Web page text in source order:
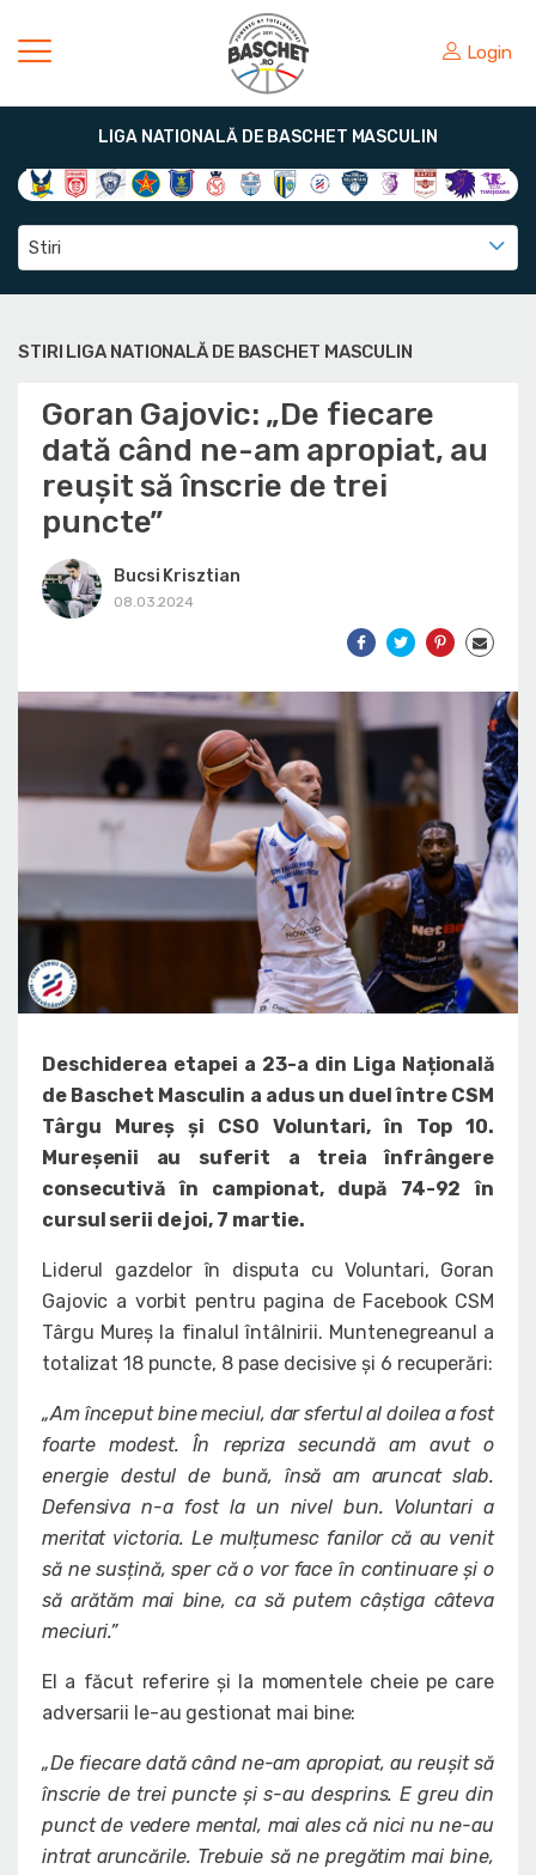
Login
LIGA NATIONALĂ DE BASCHET MASCULIN
Stiri
STIRI LIGA NATIONALĂ DE BASCHET MASCULIN
Goran Gajovic: „De fiecare
dată când ne-am apropiat, au
reușit să înscrie de trei
puncte”
Bucsi Krisztian
08.03.2024
Deschiderea etapei a 23-a din Liga Națională
de Baschet Masculin a adus un duel între CSM
Târgu Mureș și CSO Voluntari, în Top 10.
Mureșenii au suferit a treia înfrângere
consecutivă în campionat, după 74-92 în
cursul serii de joi, 7 martie.
Liderul gazdelor în disputa cu Voluntari, Goran
Gajovic a vorbit pentru pagina de Facebook CSM
Târgu Mureș la finalul întâlnirii. Muntenegreanul a
totalizat 18 puncte, 8 pase decisive și 6 recuperări:
„Am început bine meciul, dar sfertul al doilea a fost
foarte modest. În repriza secundă am avut o
energie destul de bună, însă am aruncat slab.
Defensiva n-a fost la un nivel bun. Voluntari a
meritat victoria. Le mulțumesc fanilor că au venit
să ne susțină, sper că o vor face în continuare și o
să arătăm mai bine, ca să putem câștiga câteva
meciuri.”
El a făcut referire și la momentele cheie pe care
adversarii le-au gestionat mai bine:
„De fiecare dată când ne-am apropiat, au reușit să
înscrie de trei puncte și s-au desprins. E greu din
punct de vedere mental, mai ales că nici nu ne-au
intrat aruncările. Trebuie să ne pregătim mai bine,